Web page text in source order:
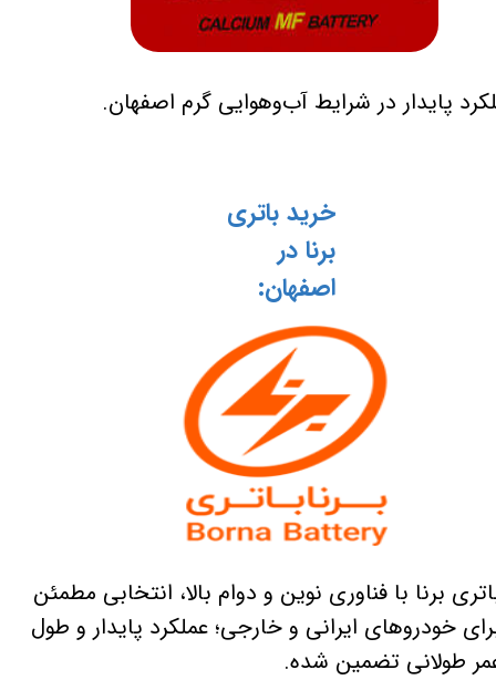
پایدار در شرایط آب‌وهوایی گرم اصفهان.
برنا با فناوری نوین و دوام بالا، انتخابی مطمئن
خودروهای ایرانی و خارجی؛ عملکرد پایدار و طول
طولانی تضمین شده.
خرید باتری
برنا در
اصفهان: